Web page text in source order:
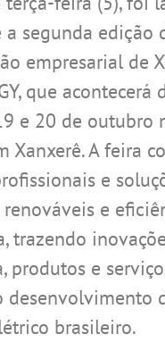
segunda edição
empresarial de
que acontecerá
e 20 de outubro
Xanxerê. A feira
e
e
trazendo
produtos e
desenvolvimento
brasileiro.